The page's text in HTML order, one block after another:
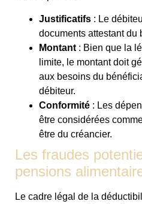
Justificatifs : Le
documents attestant du
Montant : Bien que la
limite, le montant doit
aux besoins du
débiteur.
Conformité : Les
être considérées
être du créancier.
Les fraudes
pensions
Le cadre légal de la